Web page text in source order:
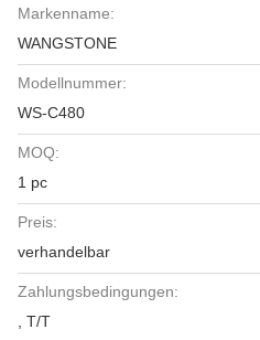
Markenname:
WANGSTONE
Modellnummer:
WS-C480
MOQ:
1 pc
Preis:
verhandelbar
Zahlungsbedingungen:
, T/T